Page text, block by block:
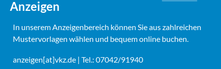
Anzeigen
In unserem Anzeigenbereich können Sie aus zahlreichen
Mustervorlagen wählen und bequem online buchen.
anzeigen[at]vkz.de | Tel.: 07042/91940